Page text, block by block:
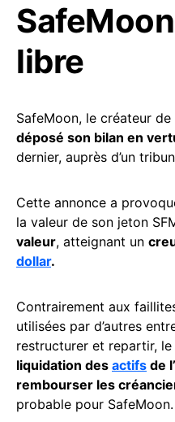
libre
SafeMoon, le créateur de
déposé son bilan en
dernier, auprès d’un
Cette annonce a
la valeur de son jeton
valeur, atteignant un
dollar.
Contrairement aux
utilisées par d’autres
restructurer et repartir,
liquidation des actifs de
rembourser les
probable pour SafeMoon.